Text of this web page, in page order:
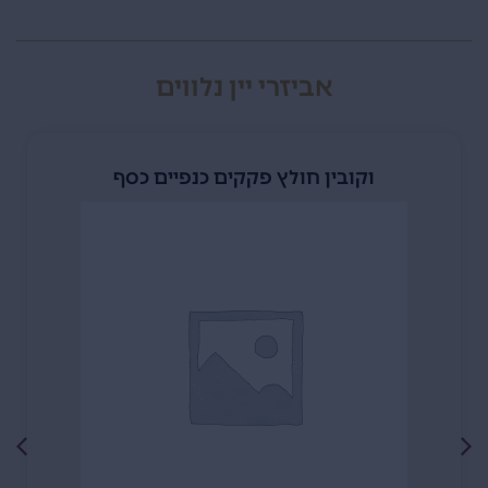
אביזרי יין נלווים
וקובין חולץ פקקים כנפיים כסף